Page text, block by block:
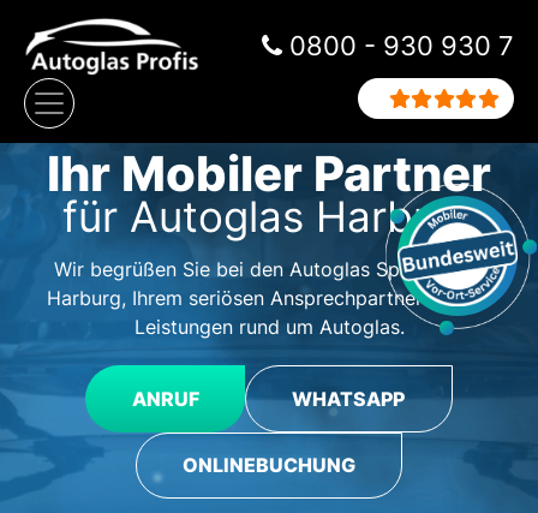
Zum Inhalt springen
Hauptnavigation
0800 - 930 930 7
Ihr Mobiler Partner
für Autoglas Harburg
Wir begrüßen Sie bei den Autoglas Spezialisten
Harburg, Ihrem seriösen Ansprechpartner für alle
Leistungen rund um Autoglas.
ANRUF WHATSAPP
ONLINEBUCHUNG